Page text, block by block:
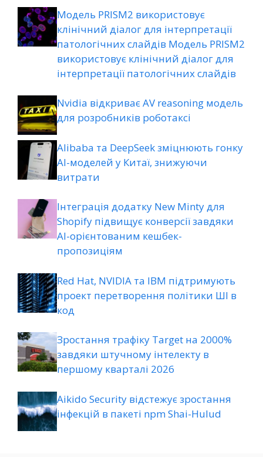
Модель PRISM2 використовує
клінічний діалог для інтерпретації
патологічних слайдів Модель PRISM2
використовує клінічний діалог для
інтерпретації патологічних слайдів
Nvidia відкриває AV reasoning модель
для розробників роботаксі
Alibaba та DeepSeek зміцнюють гонку
AI-моделей у Китаї, знижуючи
витрати
Інтеграція додатку New Minty для
Shopify підвищує конверсії завдяки
AI-орієнтованим кешбек-
пропозиціям
Red Hat, NVIDIA та IBM підтримують
проект перетворення політики ШІ в
код
Зростання трафіку Target на 2000%
завдяки штучному інтелекту в
першому кварталі 2026
Aikido Security відстежує зростання
інфекцій в пакеті npm Shai-Hulud